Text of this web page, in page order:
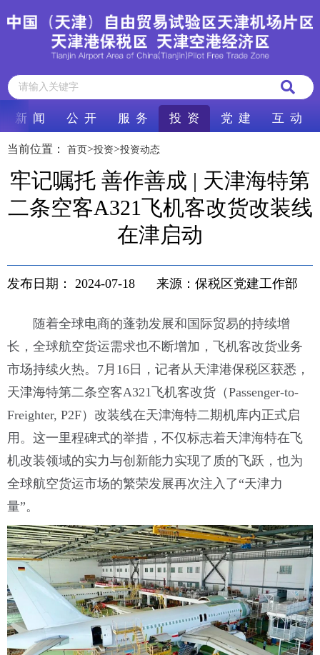
新 闻 公 开 服 务 投 资 党 建 互 动
当前位置： 首页>投资>投资动态
牢记嘱托 善作善成 | 天津海特第
二条空客A321飞机客改货改装线
在津启动
发布日期： 2024-07-18 来源：保税区党建工作部
随着全球电商的蓬勃发展和国际贸易的持续增
长，全球航空货运需求也不断增加，飞机客改货业务
市场持续火热。7月16日，记者从天津港保税区获悉，
天津海特第二条空客A321飞机客改货（Passenger-to-
Freighter, P2F）改装线在天津海特二期机库内正式启
用。这一里程碑式的举措，不仅标志着天津海特在飞
机改装领域的实力与创新能力实现了质的飞跃，也为
全球航空货运市场的繁荣发展再次注入了“天津力
量”。